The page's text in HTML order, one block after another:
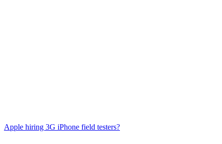
Apple hiring 3G iPhone field testers?